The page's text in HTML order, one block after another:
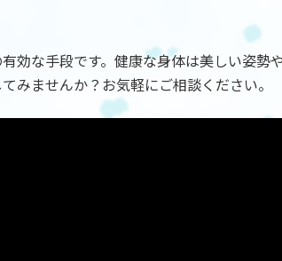
効な手段です。健康な身体は美しい姿勢
みませんか？お気軽にご相談ください。